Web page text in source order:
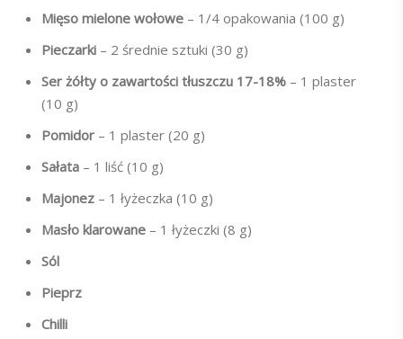
Mięso mielone wołowe – 1/4 opakowania (100 g)
Pieczarki – 2 średnie sztuki (30 g)
Ser żółty o zawartości tłuszczu 17-18% – 1 plaster
(10 g)
Pomidor – 1 plaster (20 g)
Sałata – 1 liść (10 g)
Majonez – 1 łyżeczka (10 g)
Masło klarowane – 1 łyżeczki (8 g)
Sól
Pieprz
Chilli